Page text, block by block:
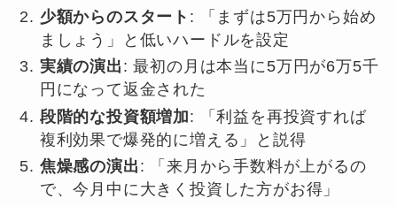
少額からのスタート : 「まずは5万円から始め
ましょう」と低いハードルを設定
実績の演出 : 最初の月は本当に5万円が6万5千
円になって返金された
段階的な投資額増加: 「利益を再投資すれば
複利効果で爆発的に増える」と説得
焦燥感の演出 : 「来月から手数料が上がるの
で、今月中に大きく投資した方がお得」